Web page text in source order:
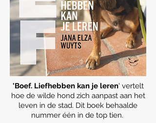
'Boef. Liefhebben kan je leren' vertelt
hoe de wilde hond zich aanpast aan het
leven in de stad. Dit boek behaalde
nummer één in de top tien.